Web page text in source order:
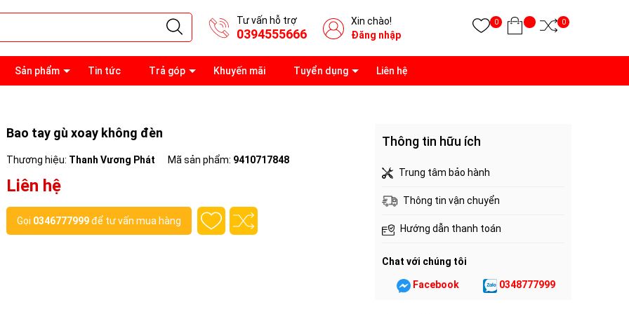
Tư vấn hỗ trợ
0394555666
Xin chào!
Đăng nhập
0 0
Sản phẩm Tin tức Trả góp Khuyến mãi Tuyển dụng Liên hệ
Bao tay gù xoay không đèn
Thương hiệu: Thanh Vương Phát Mã sản phẩm: 9410717848
Liên hệ
Gọi 0346777999để tư vấn mua hàng
Thông tin hữu ích
Trung tâm bảo hành
Thông tin vận chuyển
Hướng dẫn thanh toán
Chat với chúng tôi
Facebook 0348777999